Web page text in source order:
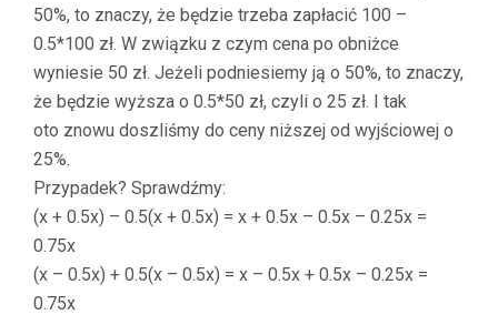
50%, to znaczy, że będzie trzeba zapłacić 100 –
0.5*100 zł. W związku z czym cena po obniżce
wyniesie 50 zł. Jeżeli podniesiemy ją o 50%, to znaczy,
że będzie wyższa o 0.5*50 zł, czyli o 25 zł. I tak
oto znowu doszliśmy do ceny niższej od wyjściowej o
25%.
Przypadek? Sprawdźmy:
(x + 0.5x) – 0.5(x + 0.5x) = x + 0.5x – 0.5x – 0.25x =
0.75x
(x – 0.5x) + 0.5(x – 0.5x) = x – 0.5x + 0.5x – 0.25x =
0.75x